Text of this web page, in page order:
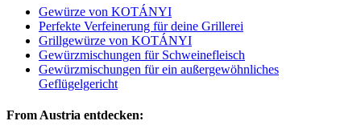
Gewürze von KOTÁNYI
Perfekte Verfeinerung für deine Grillerei
Grillgewürze von KOTÁNYI
Gewürzmischungen für Schweinefleisch
Gewürzmischungen für ein außergewöhnliches
Geflügelgericht
From Austria entdecken: